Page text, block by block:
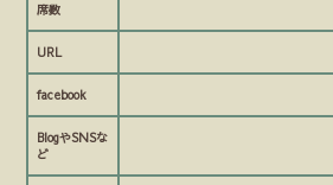
席数
URL
facebook
BlogやSNSな
ど